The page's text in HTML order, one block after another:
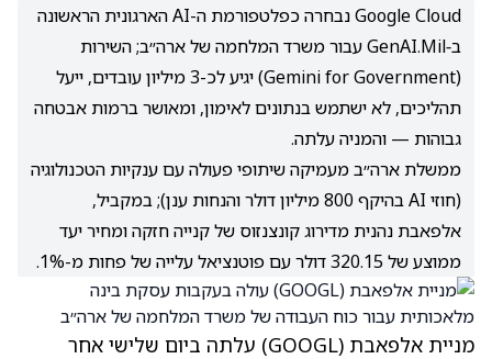
Google Cloud נבחרה כפלטפורמת ה-AI הארגונית הראשונה
ב‑GenAI.Mil עבור משרד המלחמה של ארה״ב; השירות
(Gemini for Government) יגיע לכ-3 מיליון עובדים, ייעל
תהליכים, לא ישתמש בנתונים לאימון, ומאושר ברמות אבטחה
גבוהות — והמניה עלתה.
ממשלת ארה״ב מעמיקה שיתופי פעולה עם ענקיות הטכנולוגיה
(חוזי AI בהיקף 800 מיליון דולר והנחות ענן); במקביל,
אלפאבת נהנית מדירוג קונצנזוס של קנייה חזקה ומחיר יעד
ממוצע של 320.15 דולר עם פוטנציאל עלייה של פחות מ-1%.
מניית אלפאבת (GOOGL)
עלתה ביום שלישי אחר